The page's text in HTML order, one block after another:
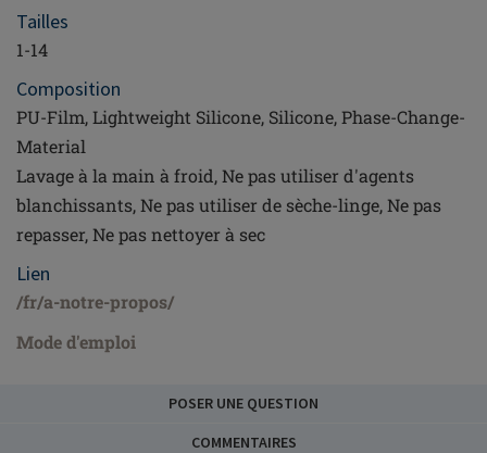
Tailles
1-14
Composition
PU-Film, Lightweight Silicone, Silicone, Phase-Change-
Material
Lavage à la main à froid, Ne pas utiliser d'agents
blanchissants, Ne pas utiliser de sèche-linge, Ne pas
repasser, Ne pas nettoyer à sec
Lien
/fr/a-notre-propos/
Mode d'emploi
POSER UNE QUESTION
COMMENTAIRES